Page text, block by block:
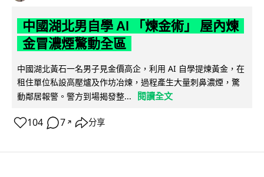
中國湖北男自學 AI 「煉金術」 屋內煉
金冒濃煙驚動全區
中國湖北黃石一名男子見金價高企，利用 AI 自學提煉黃金，在
租住單位私設高壓爐及作坊冶煉，過程產生大量刺鼻濃煙，驚
動鄰居報警。警方到場揭發整...
閱讀全文
104 7 ↗ 分享